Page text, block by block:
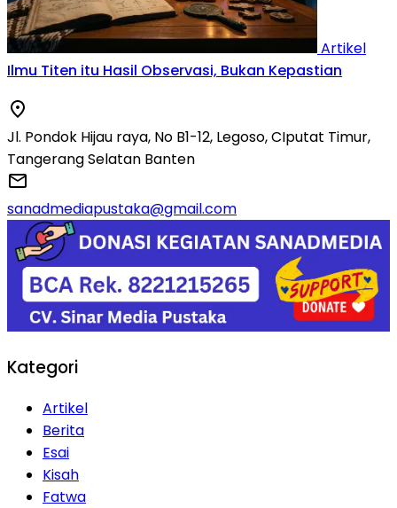
Artikel
Ilmu Titen itu Hasil Observasi, Bukan Kepastian
Jl. Pondok Hijau raya, No B1-12, Legoso, CIputat Timur,
Tangerang Selatan Banten
sanadmediapustaka@gmail.com
Kategori
Artikel
Berita
Esai
Kisah
Fatwa